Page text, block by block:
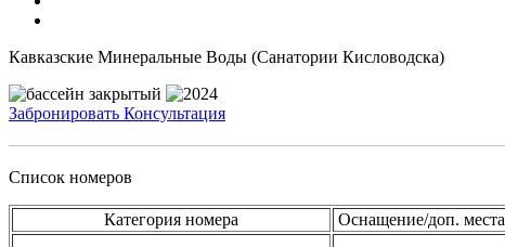
Кавказские Минеральные Воды (Санатории Кисловодска)
Забронировать Консультация
Список номеров
Категория номера Оснащение/доп. места